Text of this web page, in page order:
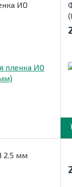
ИО
В
2.5 мм